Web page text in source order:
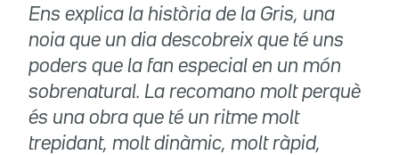
Ens explica la història de la Gris, una
noia que un dia descobreix que té uns
poders que la fan especial en un món
sobrenatural. La recomano molt perquè
és una obra que té un ritme molt
trepidant, molt dinàmic, molt ràpid,